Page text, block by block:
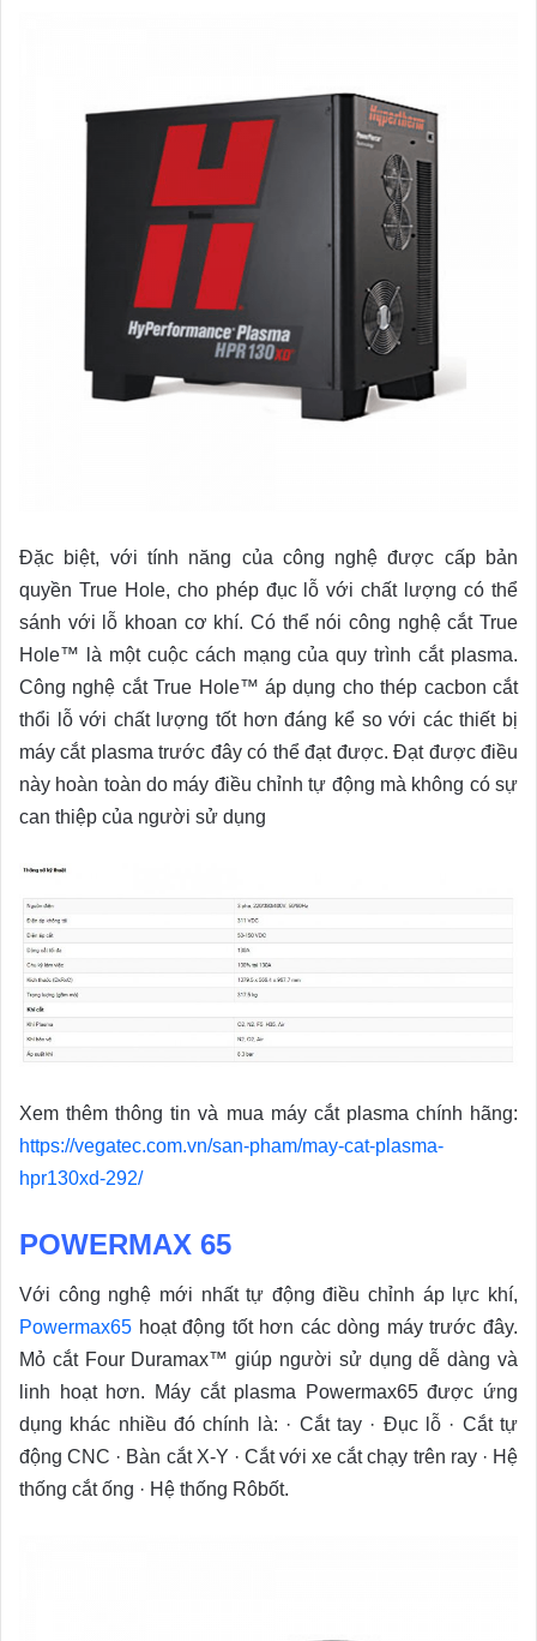
Đặc biệt, với tính năng của công nghệ được cấp bản
quyền True Hole, cho phép đục lỗ với chất lượng có thể
sánh với lỗ khoan cơ khí. Có thể nói công nghệ cắt True
Hole™ là một cuộc cách mạng của quy trình cắt plasma.
Công nghệ cắt True Hole™ áp dụng cho thép cacbon cắt
thổi lỗ với chất lượng tốt hơn đáng kể so với các thiết bị
máy cắt plasma trước đây có thể đạt được. Đạt được điều
này hoàn toàn do máy điều chỉnh tự động mà không có sự
can thiệp của người sử dụng
Xem thêm thông tin và mua máy cắt plasma chính hãng:
https://vegatec.com.vn/san-pham/may-cat-plasma-
hpr130xd-292/
POWERMAX 65
Với công nghệ mới nhất tự động điều chỉnh áp lực khí,
Powermax65 hoạt động tốt hơn các dòng máy trước đây.
Mỏ cắt Four Duramax™ giúp người sử dụng dễ dàng và
linh hoạt hơn. Máy cắt plasma Powermax65 được ứng
dụng khác nhiều đó chính là: · Cắt tay · Đục lỗ · Cắt tự
động CNC · Bàn cắt X-Y · Cắt với xe cắt chạy trên ray · Hệ
thống cắt ống · Hệ thống Rôbốt.